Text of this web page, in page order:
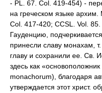
- PL. 67. Col. 419-454) -
на греческом языке
Col. 417-420; CCSL. Vol.
Гауденцию,
принесли славу монахам,
главу и сохранили ее. Св.
здесь как
monachorum), благодаря
утверждается этот христ.